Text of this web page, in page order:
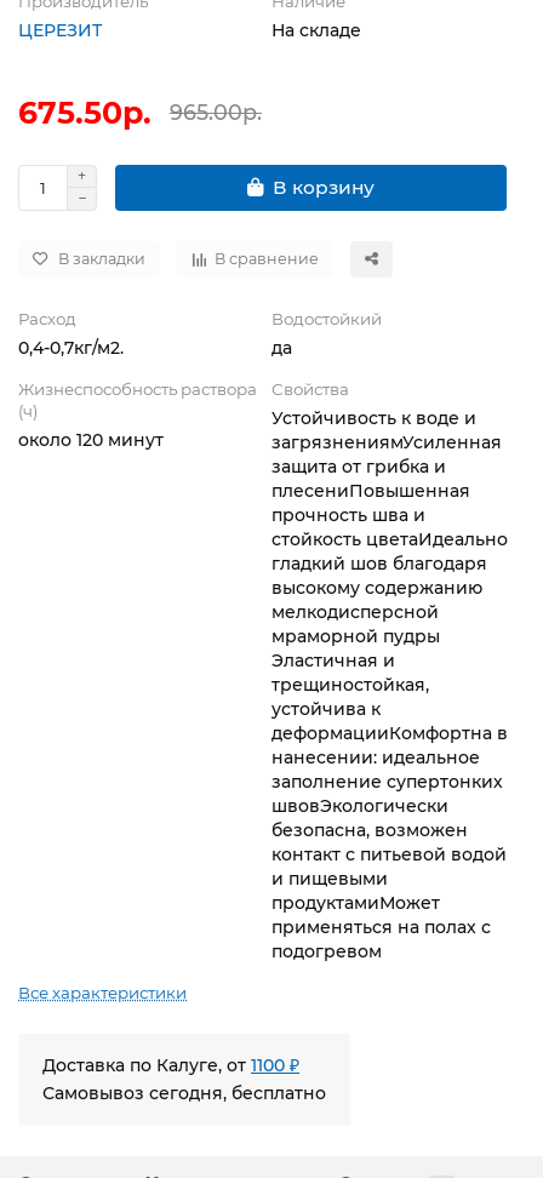
ЦЕРЕЗИТ На складе
675.50р. 965.00р.
В корзину
В закладки В сравнение
Расход
0,4-0,7кг/м2.
Водостойкий
да
Жизнеспособность раствора
(ч)
около 120 минут
Свойства
Устойчивость к воде и
загрязнениямУсиленная
защита от грибка и
плесениПовышенная
прочность шва и
стойкость цветаИдеально
гладкий шов благодаря
высокому содержанию
мелкодисперсной
мраморной пудры
Эластичная и
трещиностойкая,
устойчива к
деформацииКомфортна в
нанесении: идеальное
заполнение супертонких
швовЭкологически
безопасна, возможен
контакт с питьевой водой
и пищевыми
продуктамиМожет
применяться на полах с
подогревом
Все характеристики
Доставка по Калуге, от 1100 ₽
Самовывоз сегодня, бесплатно